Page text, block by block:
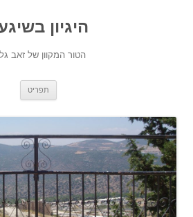
היגיון
הטור המקוון של זאב
תפריט